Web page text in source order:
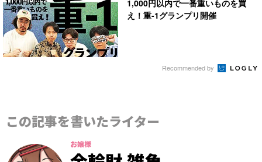
1,000円以内で一番重いものを買
え！重-1グランプリ開催
Recommended by
この記事を書いたライター
お嬢様